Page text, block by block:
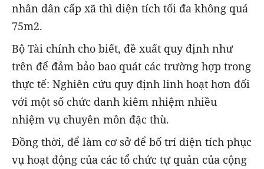
nhân dân cấp xã thì diện tích tối đa không quá
75m2.
Bộ Tài chính cho biết, đề xuất quy định như
trên để đảm bảo bao quát các trường hợp trong
thực tế: Nghiên cứu quy định linh hoạt hơn đối
với một số chức danh kiêm nhiệm nhiều
nhiệm vụ chuyên môn đặc thù.
Đồng thời, để làm cơ sở để bố trí diện tích phục
vụ hoạt động của các tổ chức tự quản của cộng